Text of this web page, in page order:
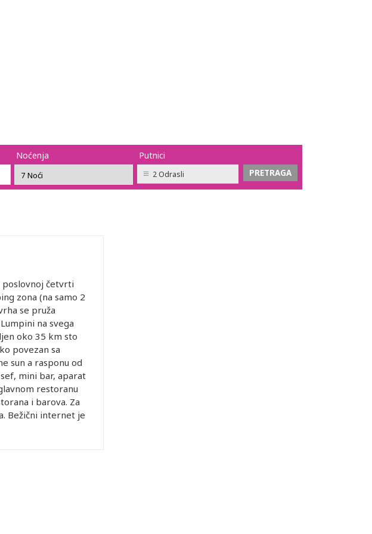
Noćenja Putnici
2 Odrasli
poslovnoj četvrti
zona (na samo 2
se pruža
na svega
oko 35 km sto
povezan sa
sun a rasponu od
mini bar, aparat
restoranu
i barova. Za
Bežični internet je